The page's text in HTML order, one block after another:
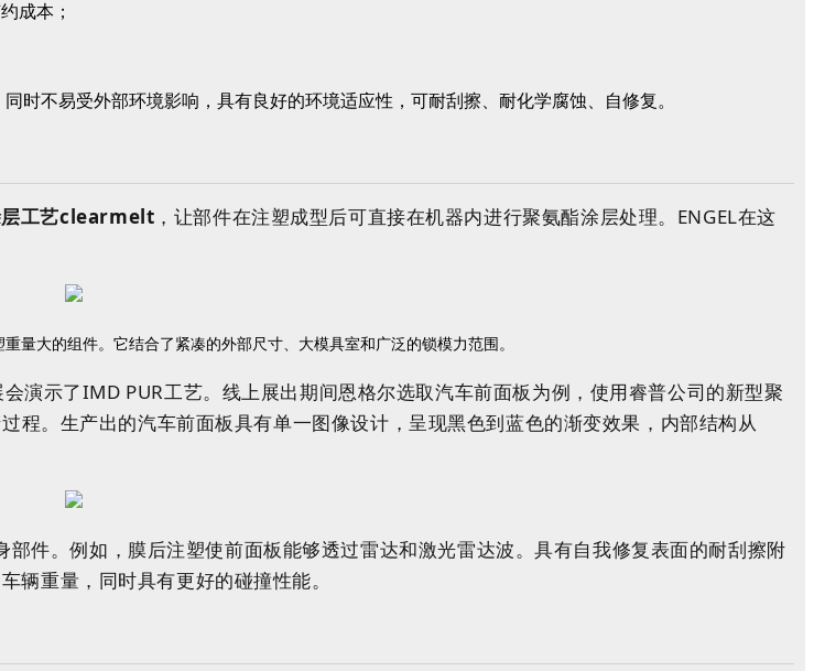
成本；
时不易受外部环境影响，具有良好的环境适应性，可耐刮擦、耐化学腐蚀、自修复。
层工艺clearmelt ，让部件在注塑成型后可直接在机器内进行聚氨酯涂层处理。ENGEL在这
量大的组件。它结合了紧凑的外部尺寸、大模具室和广泛的锁模力范围。
示了IMD PUR工艺。线上展出期间恩格尔选取汽车前面板为例，使用睿普公司的新型聚
。生产出的汽车前面板具有单一图像设计，呈现黑色到蓝色的渐变效果，内部结构从
件。例如，膜后注塑使前面板能够透过雷达和激光雷达波。具有自我修复表面的耐刮擦附
辆重量，同时具有更好的碰撞性能。